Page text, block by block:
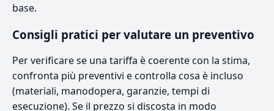
base.
Consigli pratici per valutare un preventivo
Per verificare se una tariffa è coerente con la stima,
confronta più preventivi e controlla cosa è incluso
(materiali, manodopera, garanzie, tempi di
esecuzione). Se il prezzo si discosta in modo